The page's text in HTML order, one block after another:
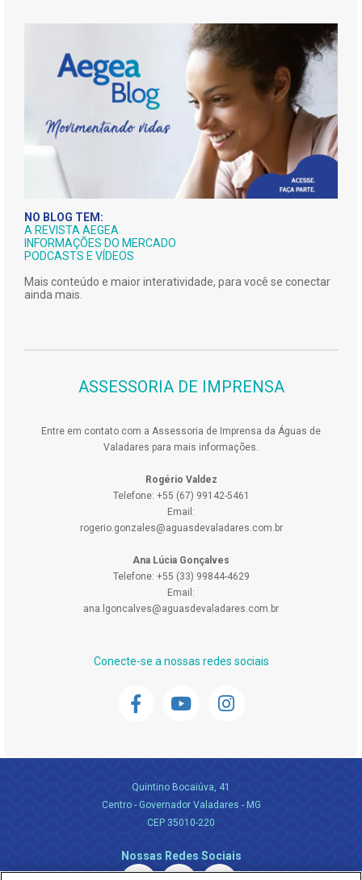
NO BLOG TEM:
A REVISTA AEGEA
INFORMAÇÕES DO MERCADO
PODCASTS E VÍDEOS
Mais conteúdo e maior interatividade, para você se conectar
ainda mais.
ASSESSORIA DE IMPRENSA
Entre em contato com a Assessoria de Imprensa da Águas de
Valadares para mais informações.
Rogério Valdez
Telefone: +55 (67) 99142-5461
Email:
rogerio.gonzales@aguasdevaladares.com.br
Ana Lúcia Gonçalves
Telefone: +55 (33) 99844-4629
Email:
ana.lgoncalves@aguasdevaladares.com.br
Conecte-se a nossas redes sociais
Quintino Bocaiúva, 41
Centro - Governador Valadares - MG
CEP 35010-220
Nossas Redes Sociais